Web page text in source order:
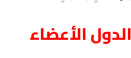
الأعضاء